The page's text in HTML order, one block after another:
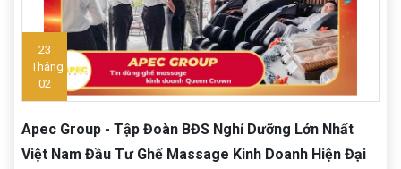
23
Tháng
02
Apec Group - Tập Đoàn BĐS Nghỉ Dưỡng Lớn Nhất
Việt Nam Đầu Tư Ghế Massage Kinh Doanh Hiện Đại